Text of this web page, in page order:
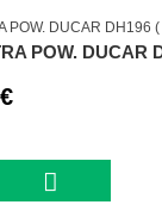
POW. DUCAR